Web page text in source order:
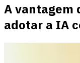
A vantagem
adotar a IA